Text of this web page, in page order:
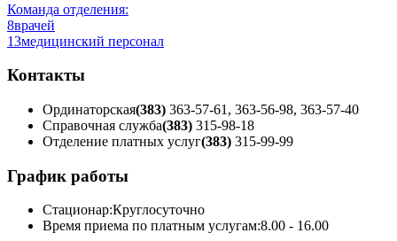
Команда отделения:
8врачей
13медицинский персонал
Контакты
Ординаторская(383) 363-57-61, 363-56-98, 363-57-40
Справочная служба(383) 315-98-18
Отделение платных услуг(383) 315-99-99
График работы
Стационар:Круглосуточно
Время приема по платным услугам:8.00 - 16.00